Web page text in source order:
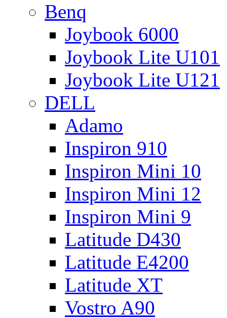
Benq
Joybook 6000
Joybook Lite U101
Joybook Lite U121
DELL
Adamo
Inspiron 910
Inspiron Mini 10
Inspiron Mini 12
Inspiron Mini 9
Latitude D430
Latitude E4200
Latitude XT
Vostro A90